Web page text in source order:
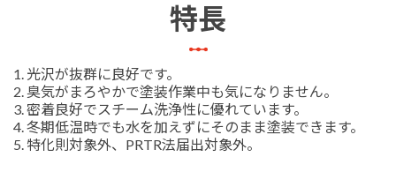
特長
1. 光沢が抜群に良好です。
2. 臭気がまろやかで塗装作業中も気になりません。
3. 密着良好でスチーム洗浄性に優れています。
4. 冬期低温時でも水を加えずにそのまま塗装できます。
5. 特化則対象外、PRTR法届出対象外。